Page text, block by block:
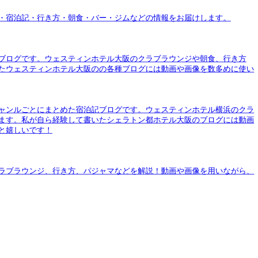
泊記・行き方・朝食・バー・ジムなどの情報をお届けします。
グです。ウェスティンホテル大阪のクラブラウンジや朝食、行き方
ェスティンホテル大阪のの各種ブログには動画や画像を数多めに使い
ルごとにまとめた宿泊記ブログです。ウェスティンホテル横浜のクラ
。私が自ら経験して書いたシェラトン都ホテル大阪のブログには動画
嬉しいです！
ラウンジ、行き方、パジャマなどを解説！動画や画像を用いながら、